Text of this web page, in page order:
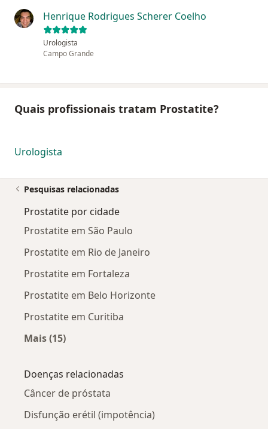
Henrique Rodrigues Scherer Coelho
Urologista
Campo Grande
Quais profissionais tratam Prostatite?
Urologista
Pesquisas relacionadas
Prostatite por cidade
Prostatite em São Paulo
Prostatite em Rio de Janeiro
Prostatite em Fortaleza
Prostatite em Belo Horizonte
Prostatite em Curitiba
Mais (15)
Doenças relacionadas
Câncer de próstata
Disfunção erétil (impotência)